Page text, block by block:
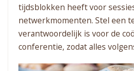
tijdsblokken heeft voor
netwerkmomenten. Stel een
verantwoordelijk is voor de
conferentie, zodat alles